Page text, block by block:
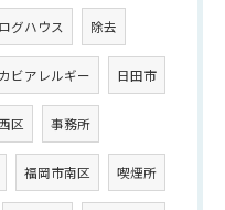
ログハウス 除去
カビアレルギー 日田市
区 事務所
福岡市南区 喫煙所